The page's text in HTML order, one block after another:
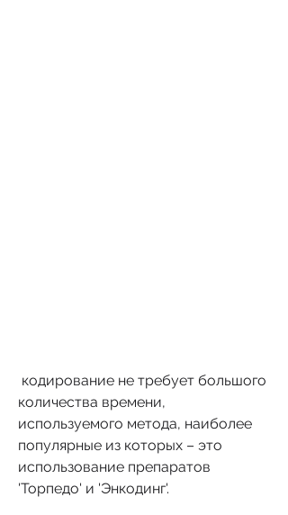
количества времени,
используемого метода, наиболее
популярные из которых – это
использование препаратов
'Торпедо' и 'Энкодинг'.